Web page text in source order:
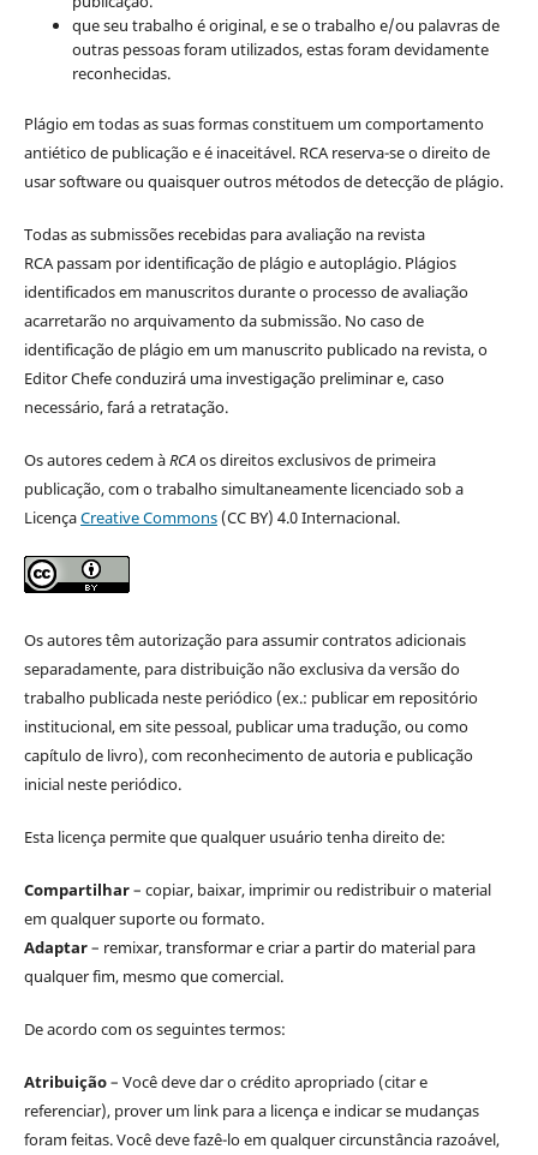
que seu trabalho é original, e se o trabalho e/ou palavras de
outras pessoas foram utilizados, estas foram devidamente
reconhecidas.
Plágio em todas as suas formas constituem um comportamento
antiético de publicação e é inaceitável. RCA reserva-se o direito de
usar software ou quaisquer outros métodos de detecção de plágio.
Todas as submissões recebidas para avaliação na revista
RCA passam por identificação de plágio e autoplágio. Plágios
identificados em manuscritos durante o processo de avaliação
acarretarão no arquivamento da submissão. No caso de
identificação de plágio em um manuscrito publicado na revista, o
Editor Chefe conduzirá uma investigação preliminar e, caso
necessário, fará a retratação.
Os autores cedem àRCAos direitos exclusivos de primeira
publicação, com o trabalho simultaneamente licenciado sob a
LicençaCreative Commons(CC BY) 4.0 Internacional.
Os autores têm autorização para assumir contratos adicionais
separadamente, para distribuição não exclusiva da versão do
trabalho publicada neste periódico (ex.: publicar em repositório
institucional, em site pessoal, publicar uma tradução, ou como
capítulo de livro), com reconhecimento de autoria e publicação
inicial neste periódico.
Esta licença permite que qualquer usuário tenha direito de:
Compartilhar– copiar, baixar, imprimir ou redistribuir o material
em qualquer suporte ou formato.
Adaptar– remixar, transformar e criar a partir do material para
qualquer fim, mesmo que comercial.
De acordo com os seguintes termos:
Atribuição– Você deve dar o crédito apropriado (citar e
referenciar), prover um link para a licença e indicar se mudanças
foram feitas. Você deve fazê-lo em qualquer circunstância razoável,